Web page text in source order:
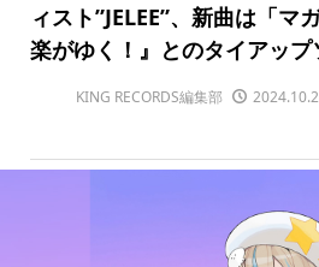
ィスト”JELEE”、新曲は「マ
楽がゆく！』とのタイアップ
KING RECORDS編集部